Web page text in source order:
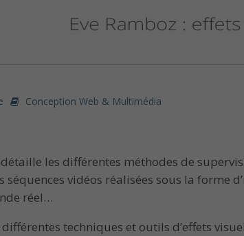
Conception Web & Multimédia
détaille les différentes méthodes de
séquences vidéos réalisées sous la forme
réel…
techniques et outils d’effets